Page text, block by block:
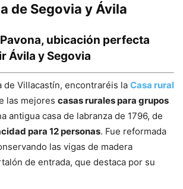
de Segovia y Ávila
ubicación perfecta
Ávila y Segovia
de Villacastín, encontraréis la Casa rural
las mejores casas ruralespara grupos
antigua casa de labranza de 1796, de
para 12 personas. Fue reformada
las vigas de madera
de entrada, que destaca por su